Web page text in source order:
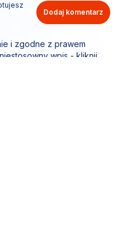
Dodaj komentarz
i zgodne z prawem
wpis - kliknij